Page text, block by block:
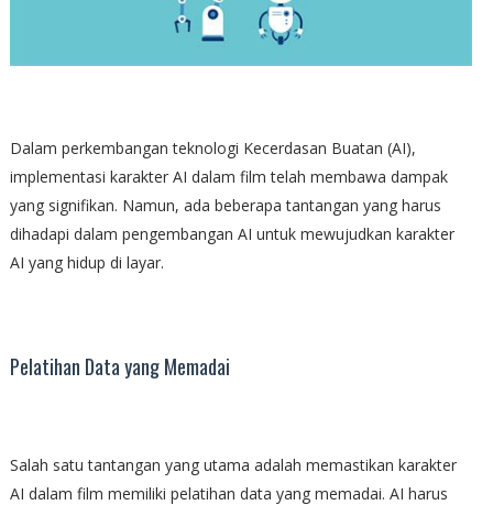
Dalam perkembangan teknologi Kecerdasan Buatan (AI),
implementasi karakter AI dalam film telah membawa dampak
yang signifikan. Namun, ada beberapa tantangan yang harus
dihadapi dalam pengembangan AI untuk mewujudkan karakter
AI yang hidup di layar.
Pelatihan Data yang Memadai
Salah satu tantangan yang utama adalah memastikan karakter
AI dalam film memiliki pelatihan data yang memadai. AI harus